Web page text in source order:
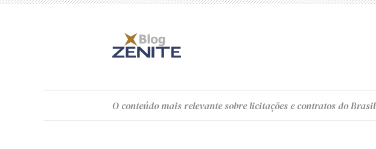
O conteúdomais relevante sobre licitações e contratos do Brasil